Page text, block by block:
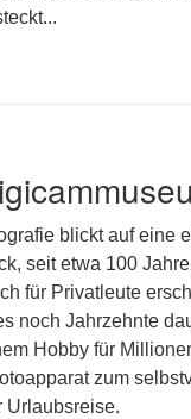
blickt auf eine
seit etwa 100
für Privatleute
noch Jahrzehnte
Hobby für
zum
Urlaubsreise.